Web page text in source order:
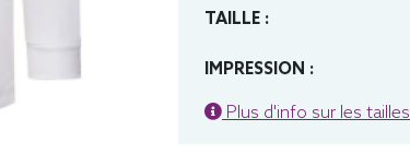
TAILLE :
IMPRESSION :
Plus d'info sur les tailles